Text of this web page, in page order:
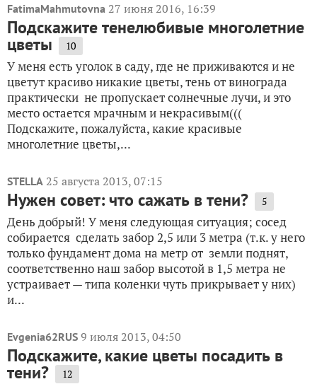
FatimaMahmutovna 27 июня 2016, 16:39
Подскажите тенелюбивые многолетние
цветы 10
У меня есть уголок в саду, где не приживаются и не
цветут красиво никакие цветы, тень от винограда
практически не пропускает солнечные лучи, и это
место остается мрачным и некрасивым(((
Подскажите, пожалуйста, какие красивые
многолетние цветы,...
STELLA 25 августа 2013, 07:15
Нужен совет: что сажать в тени? 5
День добрый! У меня следующая ситуация; сосед
собирается сделать забор 2,5 или 3 метра (т.к. у него
только фундамент дома на метр от земли поднят,
соответственно наш забор высотой в 1,5 метра не
устраивает — типа коленки чуть прикрывает у них)
и...
Evgenia62RUS 9 июля 2013, 04:50
Подскажите, какие цветы посадить в
тени? 12